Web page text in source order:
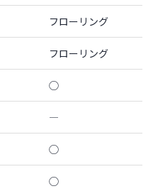
フローリング
フローリング
◯
―
◯
◯